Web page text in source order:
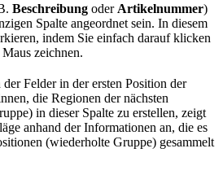
Beschreibung oder Artikelnummer)
Spalte angeordnet sein. In diesem
indem Sie einfach darauf klicken
zeichnen.
Felder in der ersten Position der
die Regionen der nächsten
in dieser Spalte zu erstellen, zeigt
anhand der Informationen an, die es
(wiederholte Gruppe) gesammelt